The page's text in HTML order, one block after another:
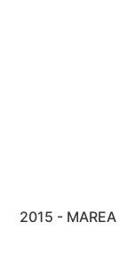
2015 - MAREA